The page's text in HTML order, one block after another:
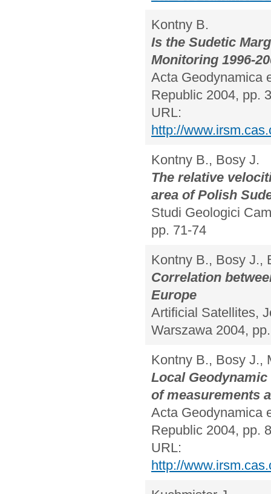
Kontny B.
Is the Sudetic
Monitoring 1996-
Acta Geodynamica
Republic 2004, pp.
URL:
http://
Kontny B., Bosy J.
The relative
area of Polish
Studi Geologici
pp. 71-74
Kontny B., Bosy J.,
Correlation
Europe
Artificial Satellites,
Warszawa 2004,
Kontny B., Bosy J.,
Local
of measurements
Acta Geodynamica
Republic 2004, pp.
URL:
http://